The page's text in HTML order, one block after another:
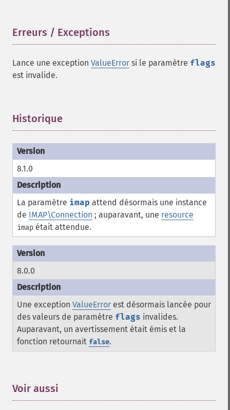
Erreurs / Exceptions
Lance une exception ValueError si le paramètre flags
est invalide.
Historique
8.1.0
La paramètre imap attend désormais une instance
de IMAP\Connection ; auparavant, une resource
imap était attendue.
8.0.0
Une exception ValueError est désormais lancée pour
des valeurs de paramètre flags invalides.
Auparavant, un avertissement était émis et la
fonction retournait false.
Voir aussi